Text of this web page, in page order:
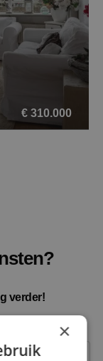
€ 310.000
verder!
×